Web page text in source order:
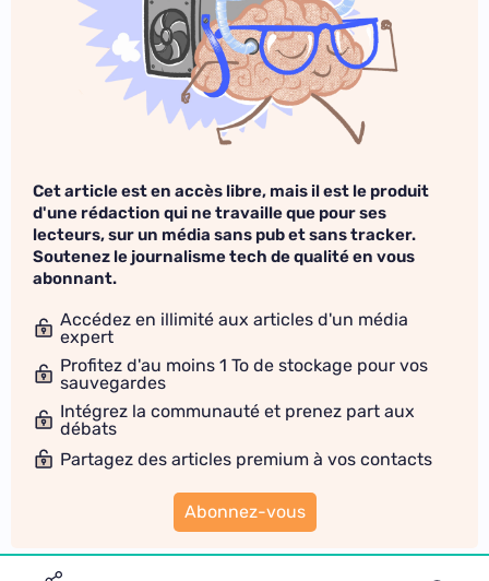
Cet article est en accès libre, mais il est le produit
d'une rédaction qui ne travaille que pour ses
lecteurs, sur un média sans pub et sans tracker.
Soutenez le journalisme tech de qualité en vous
abonnant.
Accédez en illimité aux articles d'un média
expert
Profitez d'au moins 1 To de stockage pour vos
sauvegardes
Intégrez la communauté et prenez part aux
débats
Partagez des articles premium à vos contacts
Abonnez-vous